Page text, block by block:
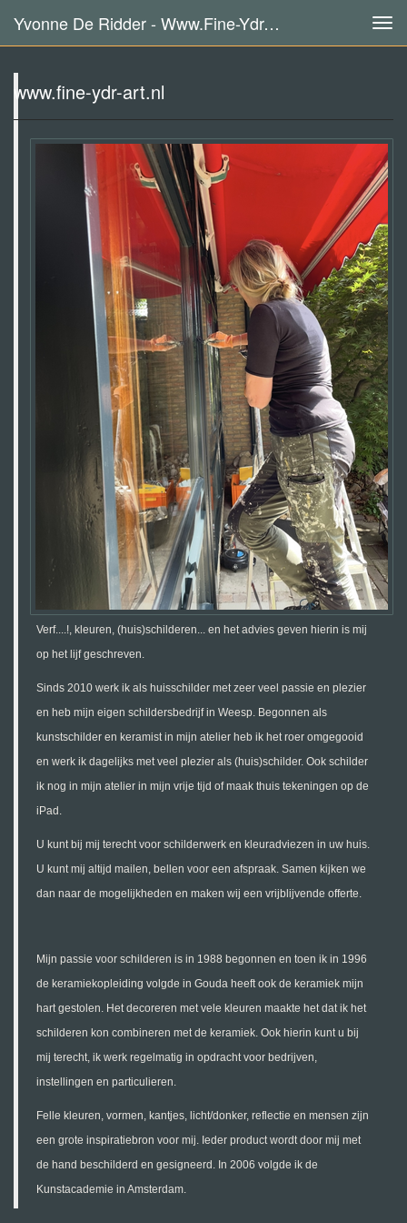
Yvonne De Ridder - Www.fine-Ydr-Art.nl
www.fine-ydr-art.nl
Verf....!, kleuren, (huis)schilderen... en het advies geven hierin is mij
op het lijf geschreven.
Sinds 2010 werk ik als huisschilder met zeer veel passie en plezier
en heb mijn eigen schildersbedrijf in Weesp. Begonnen als
kunstschilder en keramist in mijn atelier heb ik het roer omgegooid
en werk ik dagelijks met veel plezier als (huis)schilder. Ook schilder
ik nog in mijn atelier in mijn vrije tijd of maak thuis tekeningen op de
iPad.
U kunt bij mij terecht voor schilderwerk en kleuradviezen in uw huis.
U kunt mij altijd mailen, bellen voor een afspraak. Samen kijken we
dan naar de mogelijkheden en maken wij een vrijblijvende offerte.
Mijn passie voor schilderen is in 1988 begonnen en toen ik in 1996
de keramiekopleiding volgde in Gouda heeft ook de keramiek mijn
hart gestolen. Het decoreren met vele kleuren maakte het dat ik het
schilderen kon combineren met de keramiek. Ook hierin kunt u bij
mij terecht, ik werk regelmatig in opdracht voor bedrijven,
instellingen en particulieren.
Felle kleuren, vormen, kantjes, licht/donker, reflectie en mensen zijn
een grote inspiratiebron voor mij. Ieder product wordt door mij met
de hand beschilderd en gesigneerd. In 2006 volgde ik de
Kunstacademie in Amsterdam.